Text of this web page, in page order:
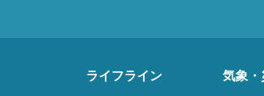
ライフライン 気象・